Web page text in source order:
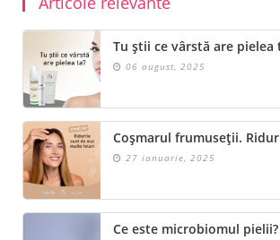
Tu știi ce vârstă are pielea
06 august, 2025
Coșmarul frumuseții.
27 ianuarie, 2025
Ce este microbiomul pielii?